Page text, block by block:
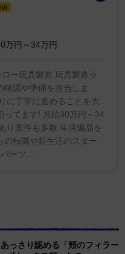
けど、その趣味が別の
とを最高の歌手だとは
を知っているし、歌を
ロアルバムと、バンド
」として３枚のアルバ
万円～34万円
ー玩具製造 玩具製造ラ
認や準備を担当しま
に丁寧に進めることを大
ってます! 月給30万円～34
り案件も多数 生活備品を
の転職や新生活のスター
ーツ...
っさり認める「頬のフィラー